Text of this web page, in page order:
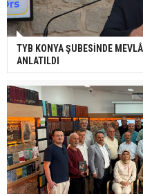
TYB KONYA ŞUBESİNDE
ANLATILDI